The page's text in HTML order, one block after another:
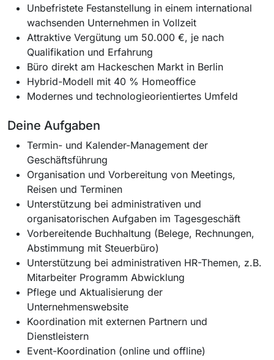
Unbefristete Festanstellung in einem international
wachsenden Unternehmen in Vollzeit
Attraktive Vergütung um 50.000 €, je nach
Qualifikation und Erfahrung
Büro direkt am Hackeschen Markt in Berlin
Hybrid-Modell mit 40 % Homeoffice
Modernes und technologieorientiertes Umfeld
Deine Aufgaben
Termin- und Kalender-Management der
Geschäftsführung
Organisation und Vorbereitung von Meetings,
Reisen und Terminen
Unterstützung bei administrativen und
organisatorischen Aufgaben im Tagesgeschäft
Vorbereitende Buchhaltung (Belege, Rechnungen,
Abstimmung mit Steuerbüro)
Unterstützung bei administrativen HR-Themen, z.B.
Mitarbeiter Programm Abwicklung
Pflege und Aktualisierung der
Unternehmenswebsite
Koordination mit externen Partnern und
Dienstleistern
Event-Koordination (online und offline)